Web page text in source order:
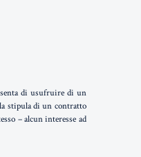
di usufruire di un
stipula di un contratto
– alcun interesse ad